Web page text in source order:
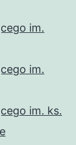
im.
im.
im. ks.